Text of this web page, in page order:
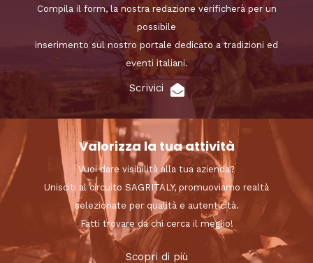
Compila il form, la nostra redazione verificherà per un
possibile
inserimento sul nostro portale dedicato a tradizioni ed
eventi italiani.
Scrivici
Valorizza la tua attività
Vuoi dare visibilità alla tua azienda?
Unisciti al circuito SAGRITALY, promuoviamo realtà
selezionate per qualità e autenticità.
Fatti trovare da chi cerca il meglio!
Scopri di più